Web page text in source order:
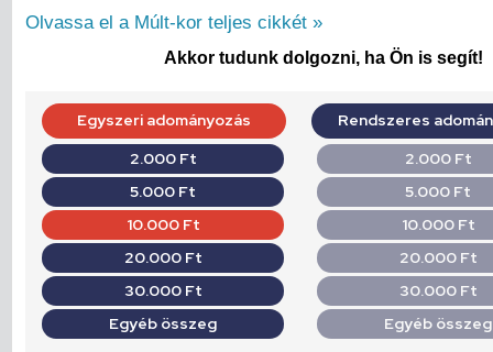
Olvassa el a Múlt-kor teljes cikkét »
Akkor tudunk dolgozni, ha Ön is segít!